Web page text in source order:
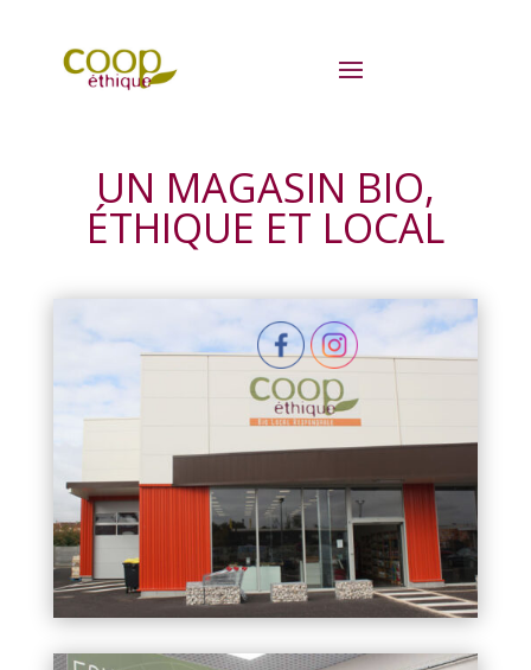
UN MAGASIN BIO,
ÉTHIQUE ET LOCAL